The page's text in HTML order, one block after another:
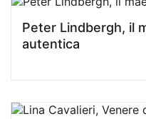
Peter Lindbergh, il
autentica